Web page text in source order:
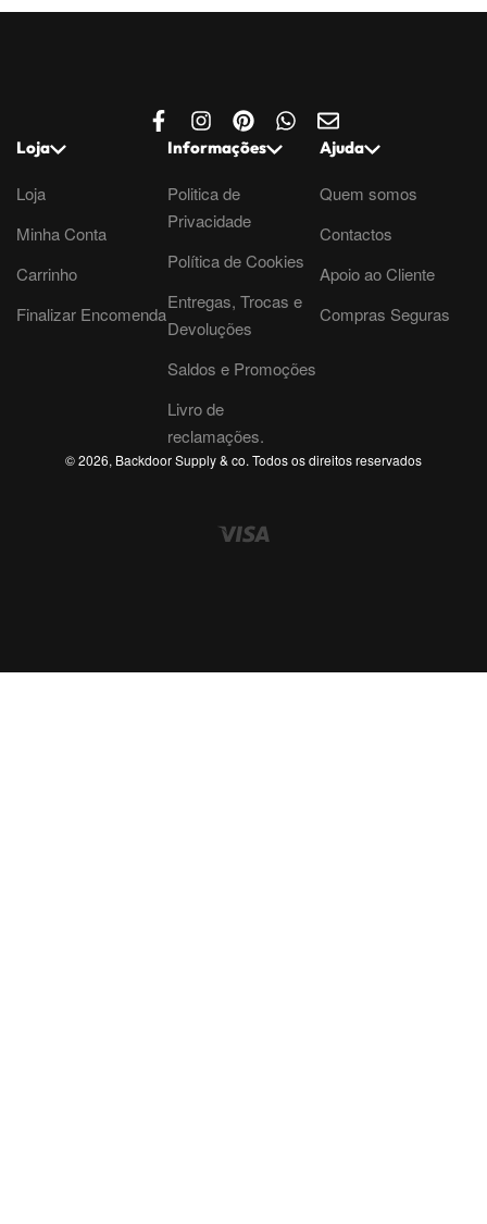
Loja
Loja
Minha Conta
Carrinho
Finalizar Encomenda
Informações
Politica de
Privacidade
Política de Cookies
Entregas, Trocas e
Devoluções
Saldos e Promoções
Livro de
reclamações.
Ajuda
Quem somos
Contactos
Apoio ao Cliente
Compras Seguras
© 2026, Backdoor Supply & co. Todos os direitos reservados